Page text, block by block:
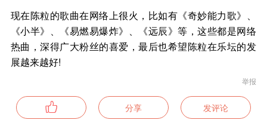
现在陈粒的歌曲在网络上很火，比如有《奇妙能力歌》、
《小半》、《易燃易爆炸》、《远辰》等，这些都是网络
热曲，深得广大粉丝的喜爱，最后也希望陈粒在乐坛的发
展越来越好!
举报
分享 发评论